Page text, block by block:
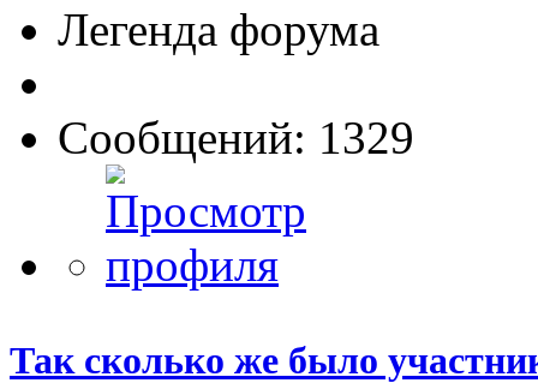
Легенда форума
Сообщений: 1329
Так сколько же было